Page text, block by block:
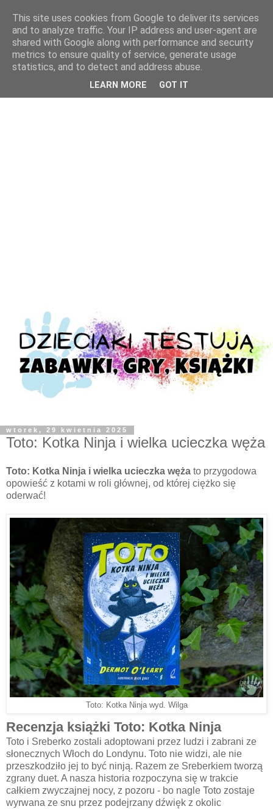
wtorek, 29 kwietnia 2025
Toto: Kotka Ninja i wielka ucieczka węża
Toto: Kotka Ninja i wielka ucieczka węża to przygodowa
opowieść z kotami w roli głównej, od której ciężko się
oderwać!
Toto: Kotka Ninja wyd. Wilga
Recenzja książki Toto: Kotka Ninja
Toto i Sreberko zostali adoptowani przez ludzi i zabrani ze
słonecznych Włoch do Londynu. Toto nie widzi, ale nie
przeszkodziło jej to być ninją. Razem ze Sreberkiem tworzą
zgrany duet. A nasza historia rozpoczyna się w trakcie
całkiem zwyczajnej nocy, z pozoru - bo nagle Toto zostaje
wyrwana ze snu przez podejrzany dźwięk z okolic
This site uses cookies from Google to deliver its services
and to analyze traffic. Your IP address and user-agent are
shared with Google along with performance and security
metrics to ensure quality of service, generate usage
statistics, and to detect and address abuse.
LEARN MORE GOT IT